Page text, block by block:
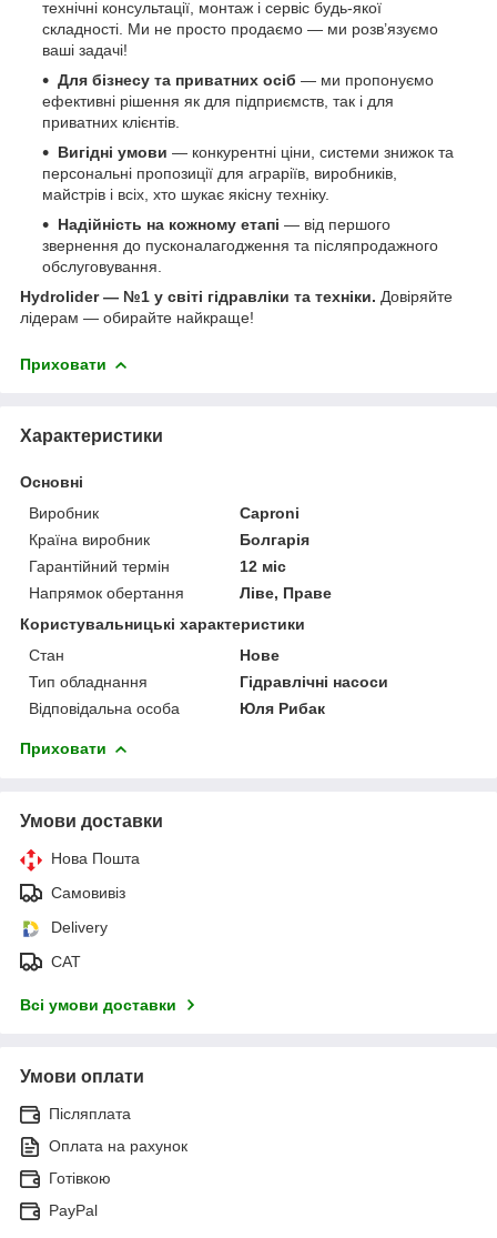
технічні консультації, монтаж і сервіс будь-якої
складності. Ми не просто продаємо — ми розв’язуємо
ваші задачі!
Для бізнесу та приватних осіб — ми пропонуємо
ефективні рішення як для підприємств, так і для
приватних клієнтів.
Вигідні умови — конкурентні ціни, системи знижок та
персональні пропозиції для аграріїв, виробників,
майстрів і всіх, хто шукає якісну техніку.
Надійність на кожному етапі — від першого
звернення до пусконалагодження та післяпродажного
обслуговування.
Hydrolider — №1 у світі гідравліки та техніки. Довіряйте
лідерам — обирайте найкраще!
Приховати
Характеристики
Основні
Виробник
Caproni
Країна виробник
Болгарія
Гарантійний термін
12 міс
Напрямок обертання
Ліве, Праве
Користувальницькі характеристики
Стан
Нове
Тип обладнання
Гідравлічні насоси
Відповідальна особа
Юля Рибак
Приховати
Умови доставки
Нова Пошта
Самовивіз
Delivery
САТ
Всі умови доставки
Умови оплати
Післяплата
Оплата на рахунок
Готівкою
PayPal